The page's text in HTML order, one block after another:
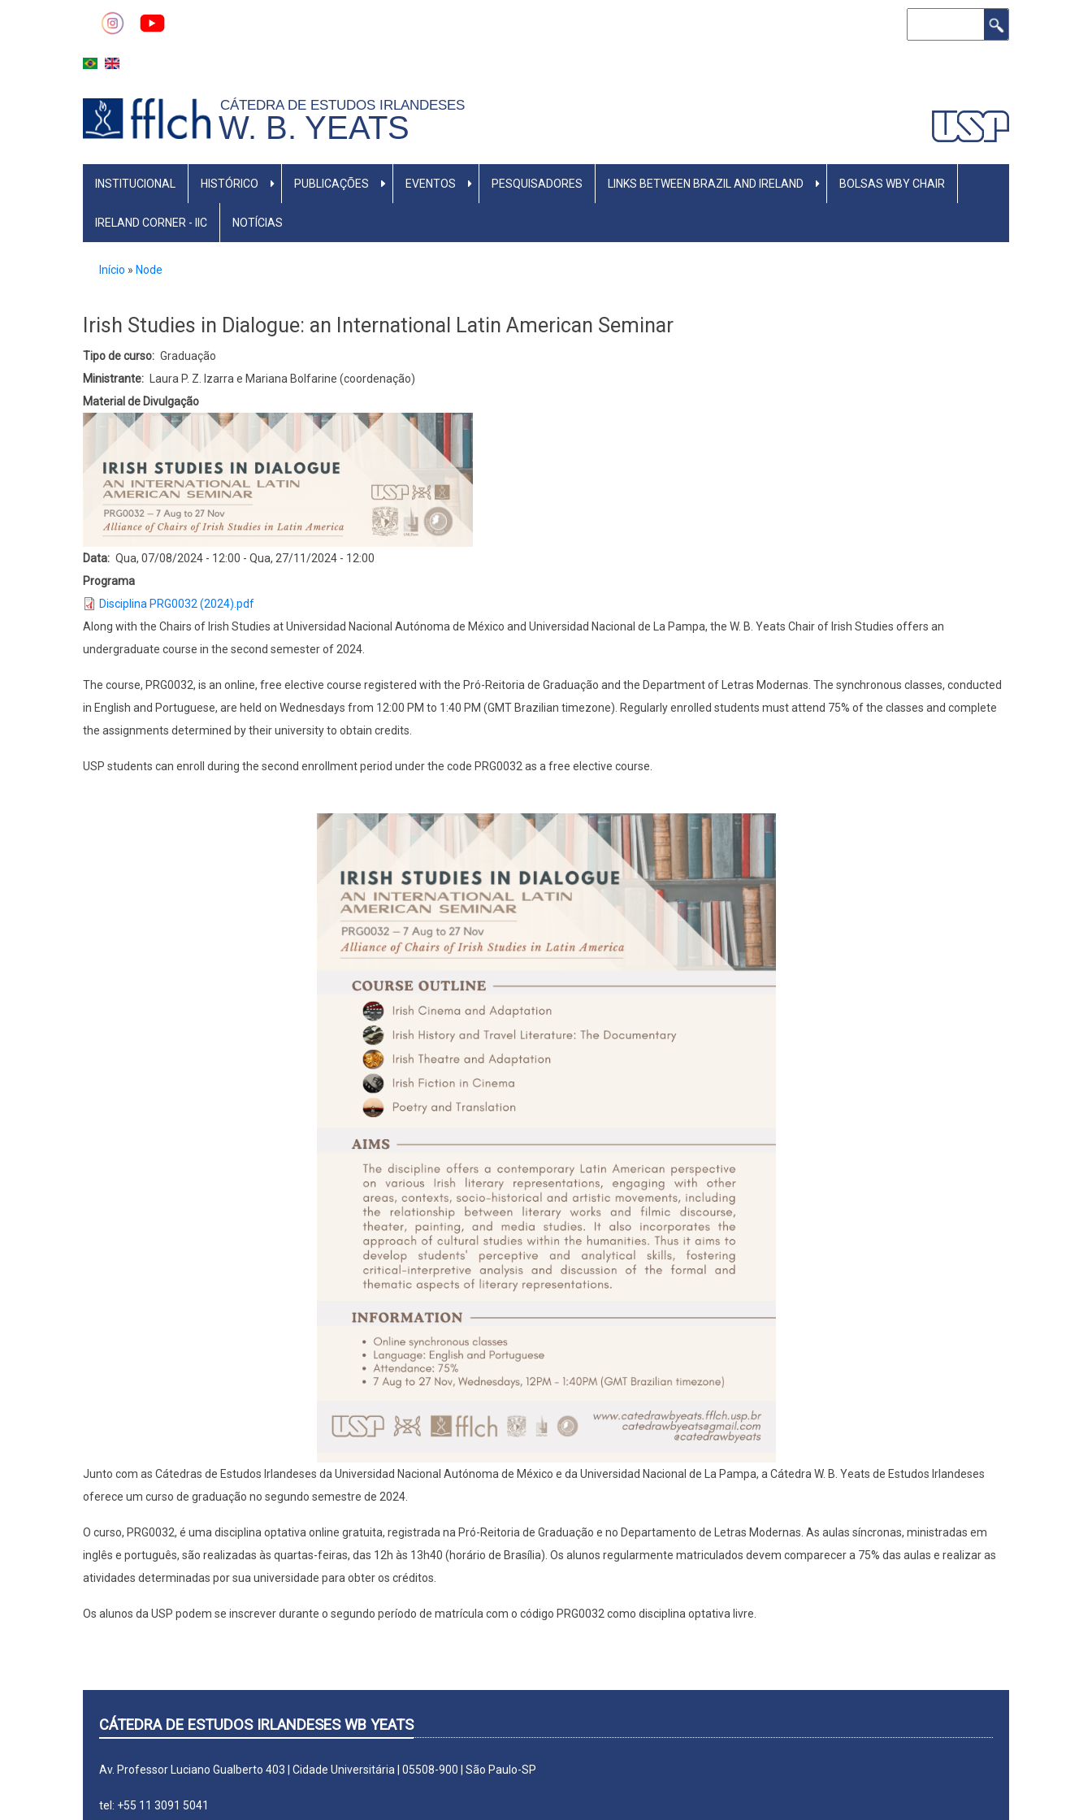
CÁTEDRA DE ESTUDOS IRLANDESES
W. B. YEATS
MAIN
INSTITUCIONAL HISTÓRICO PUBLICAÇÕES EVENTOS PESQUISADORES LINKS BETWEEN BRAZIL AND IRELAND BOLSAS WBY CHAIR
IRELAND CORNER - IIC NOTÍCIAS
Trilha
Início Node
Irish Studies in Dialogue: an International Latin American Seminar
Tipo de curso
Graduação
Ministrante
Laura P. Z. lzarra e Mariana Bolfarine (coordenação)
Material de Divulgação
Data Qua, 07/08/2024 - 12:00 - Qua, 27/11/2024 - 12:00
Programa
Disciplina PRG0032 (2024).pdf
Along with the Chairs of Irish Studies at Universidad Nacional Autónoma de México and Universidad Nacional de La Pampa, the W. B. Yeats Chair of Irish Studies offers an
undergraduate course in the second semester of 2024.
The course, PRG0032, is an online, free elective course registered with the Pró-Reitoria de Graduação and the Department of Letras Modernas. The synchronous classes, conducted
in English and Portuguese, are held on Wednesdays from 12:00 PM to 1:40 PM (GMT Brazilian timezone). Regularly enrolled students must attend 75% of the classes and complete
the assignments determined by their university to obtain credits.
USP students can enroll during the second enrollment period under the code PRG0032 as a free elective course.
Junto com as Cátedras de Estudos Irlandeses da Universidad Nacional Autónoma de México e da Universidad Nacional de La Pampa, a Cátedra W. B. Yeats de Estudos Irlandeses
oferece um curso de graduação no segundo semestre de 2024.
O curso, PRG0032, é uma disciplina optativa online gratuita, registrada na Pró-Reitoria de Graduação e no Departamento de Letras Modernas. As aulas síncronas, ministradas em
inglês e português, são realizadas às quartas-feiras, das 12h às 13h40 (horário de Brasília). Os alunos regularmente matriculados devem comparecer a 75% das aulas e realizar as
atividades determinadas por sua universidade para obter os créditos.
Os alunos da USP podem se inscrever durante o segundo período de matrícula com o código PRG0032 como disciplina optativa livre.
CÁTEDRA DE ESTUDOS IRLANDESES WB YEATS
Av. Professor Luciano Gualberto 403 | Cidade Universitária | 05508-900 | São Paulo-SP
tel: +55 11 3091 5041